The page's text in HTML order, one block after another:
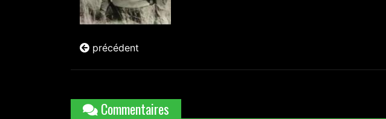
précédent
Commentaires